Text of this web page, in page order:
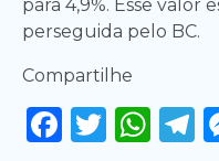
para 4,9%. Esse valor
perseguida pelo BC.
Compartilhe